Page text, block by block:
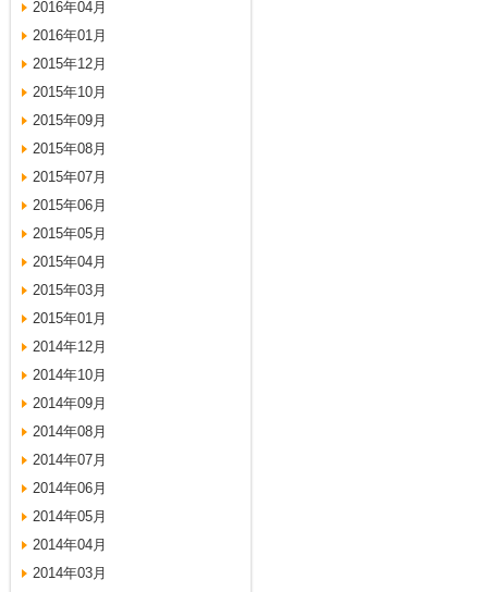
2016年04月
2016年01月
2015年12月
2015年10月
2015年09月
2015年08月
2015年07月
2015年06月
2015年05月
2015年04月
2015年03月
2015年01月
2014年12月
2014年10月
2014年09月
2014年08月
2014年07月
2014年06月
2014年05月
2014年04月
2014年03月